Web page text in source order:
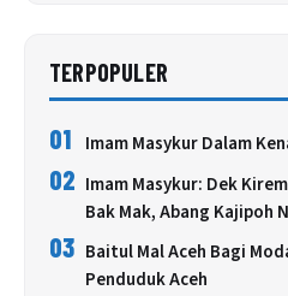
TERPOPULER
01 Imam Masykur Dalam
02 Imam Masykur: Dek
Bak Mak, Abang Kajipoh
03 Baitul Mal Aceh Bagi
Penduduk Aceh